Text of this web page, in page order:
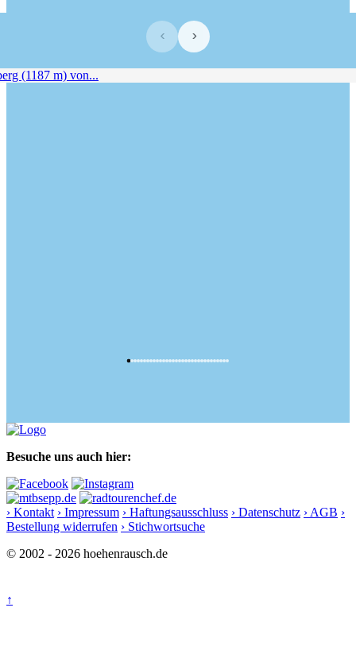
‹ ›
Besuche uns auch hier:
› Kontakt › Impressum › Haftungsausschluss › Datenschutz › AGB ›
Bestellung widerrufen › Stichwortsuche
© 2002 - 2026 hoehenrausch.de
↑